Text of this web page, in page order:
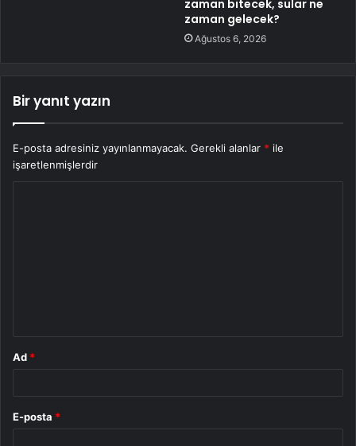
zaman bitecek, sular ne
zaman gelecek?
Ağustos 6, 2026
Bir yanıt yazın
E-posta adresiniz yayınlanmayacak. Gerekli alanlar * ile
işaretlenmişlerdir
Ad *
E-posta *